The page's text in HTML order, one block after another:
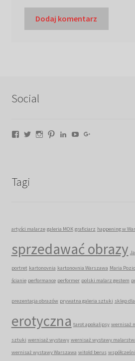
Social
Facebook
TwitterInstagram
PinterestLinkedIn
YouTube
Tagi
artyści malarze galeria MOK graficiarz happening w
sprzedawać obrazy
portret kartonovnia kartonovnia Warszawa Maria
ścianie performance performer polski malarz gestem
prezentacja obrazów prywatna galeria sztuki sklep
erotyczna tarot apokalipsy wernisaż
sztuki wernisaż wystawy wernisaż wystawy
wernisaż wystawy Warszawa witold berus